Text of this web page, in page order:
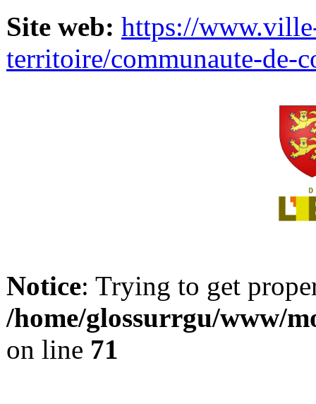
Site web: https://
territoire/communaute-de-
Notice: Trying to get
/home/glossurrgu/www/
on line 71